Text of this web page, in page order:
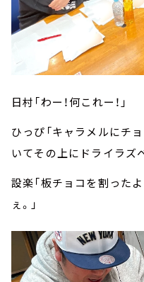
日村「わー！何これー！」
ひっぴ「キャラメルにチ
いてその上にドライラズ
設楽「板チョコを割った
ぇ。」